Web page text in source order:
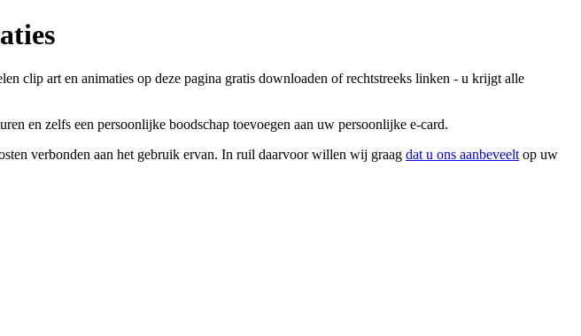
clip art en animaties op deze pagina gratis downloaden of rechtstreeks linken - u krijgt alle
en zelfs een persoonlijke boodschap toevoegen aan uw persoonlijke e-card.
verbonden aan het gebruik ervan. In ruil daarvoor willen wij graag dat u ons aanbeveelt op uw